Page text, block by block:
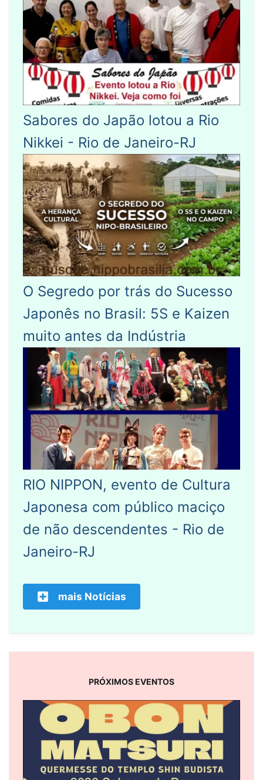
Sabores do Japão lotou a Rio
Nikkei - Rio de Janeiro-RJ
O Segredo por trás do Sucesso
Japonês no Brasil: 5S e Kaizen
muito antes da Indústria
RIO NIPPON, evento de Cultura
Japonesa com público maciço
de não descendentes - Rio de
Janeiro-RJ
mais Notícias
PRÓXIMOS EVENTOS